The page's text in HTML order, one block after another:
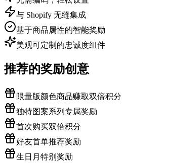
与 Shopify 无缝集成
基于商品属性的智能奖励
美观可定制的忠诚度组件
推荐的奖励创意
限量版颜色商品赚取双倍积分
独特图案系列专属奖励
首次购买双倍积分
好友首单推荐奖励
生日月特别奖励